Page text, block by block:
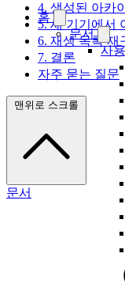
홈
문서
사
4. 생성된 아카
5. 새 기기에서
6. 재생 목록 재
7. 결론
자주 묻는 질문
맨위로 스크롤
문서